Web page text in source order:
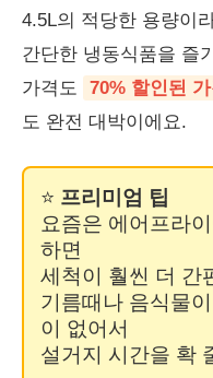
4.5L의 적당한 용량이
간단한 냉동식품을 즐
가격도
70% 할인된 가
도 완전 대박이에요.
⭐ 프리미엄 팁
요즘은 에어프라
하면
세척이 훨씬 더 간
기름때나 음식물
이 없어서
설거지 시간을 확